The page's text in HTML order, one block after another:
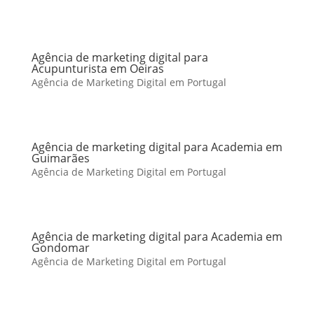
Agência de marketing digital para
Acupunturista em Oeiras
Agência de Marketing Digital em Portugal
Agência de marketing digital para Academia em
Guimarães
Agência de Marketing Digital em Portugal
Agência de marketing digital para Academia em
Gondomar
Agência de Marketing Digital em Portugal